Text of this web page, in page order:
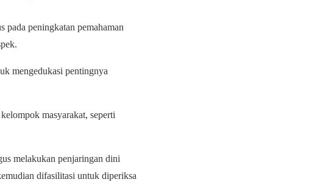
pada peningkatan pemahaman
mengedukasi pentingnya
masyarakat, seperti
melakukan penjaringan dini
difasilitasi untuk diperiksa